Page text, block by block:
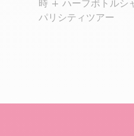
時 + ハーフボトルシ
パリシティツアー